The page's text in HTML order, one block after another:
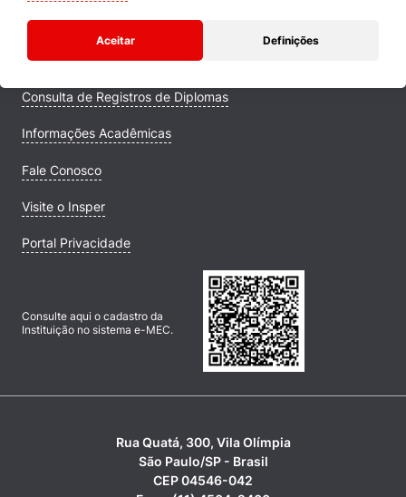
Aceitar Definições
Comunidade Transforme
Campus
Consulta de Registros de Diplomas
Informações Acadêmicas
Fale Conosco
Visite o Insper
Portal Privacidade
Consulte aqui o cadastro da
Instituição no sistema e-MEC.
Rua Quatá, 300, Vila Olímpia
São Paulo/SP - Brasil
CEP 04546-042